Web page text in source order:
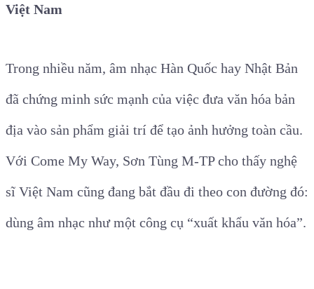
Việt Nam
Trong nhiều năm, âm nhạc Hàn Quốc hay Nhật Bản
đã chứng minh sức mạnh của việc đưa văn hóa bản
địa vào sản phẩm giải trí để tạo ảnh hưởng toàn cầu.
Với Come My Way, Sơn Tùng M-TP cho thấy nghệ
sĩ Việt Nam cũng đang bắt đầu đi theo con đường đó:
dùng âm nhạc như một công cụ “xuất khẩu văn hóa”.